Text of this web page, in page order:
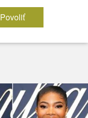
Povoliť